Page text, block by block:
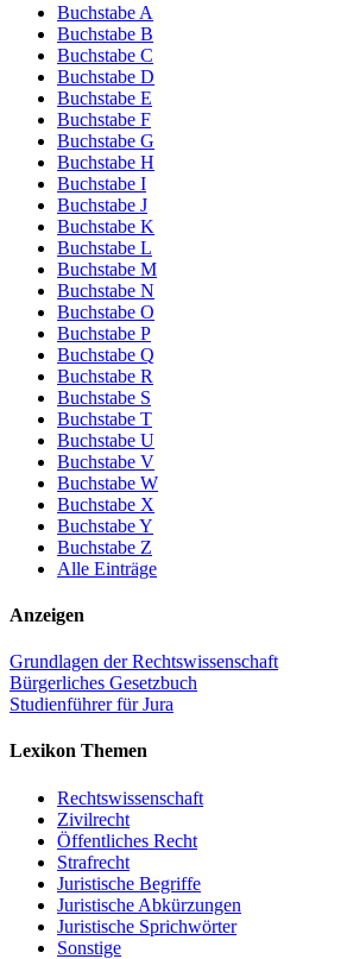
Buchstabe A
Buchstabe B
Buchstabe C
Buchstabe D
Buchstabe E
Buchstabe F
Buchstabe G
Buchstabe H
Buchstabe I
Buchstabe J
Buchstabe K
Buchstabe L
Buchstabe M
Buchstabe N
Buchstabe O
Buchstabe P
Buchstabe Q
Buchstabe R
Buchstabe S
Buchstabe T
Buchstabe U
Buchstabe V
Buchstabe W
Buchstabe X
Buchstabe Y
Buchstabe Z
Alle Einträge
Anzeigen
Grundlagen der Rechtswissenschaft
Bürgerliches Gesetzbuch
Studienführer für Jura
Lexikon Themen
Rechtswissenschaft
Zivilrecht
Öffentliches Recht
Strafrecht
Juristische Begriffe
Juristische Abkürzungen
Juristische Sprichwörter
Sonstige